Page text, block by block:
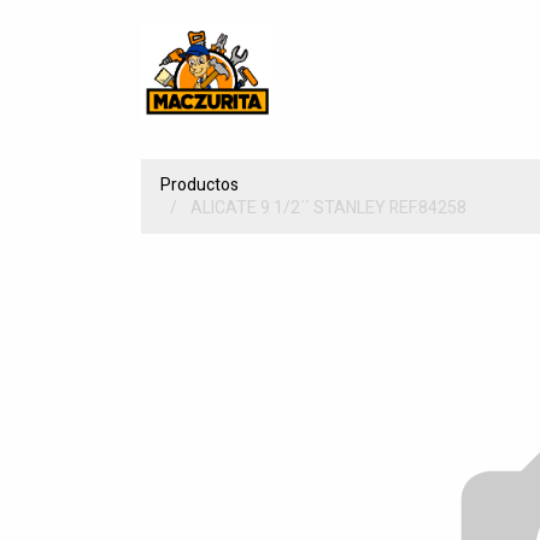
Productos
ALICATE 9 1/2´´ STANLEY REF.84258